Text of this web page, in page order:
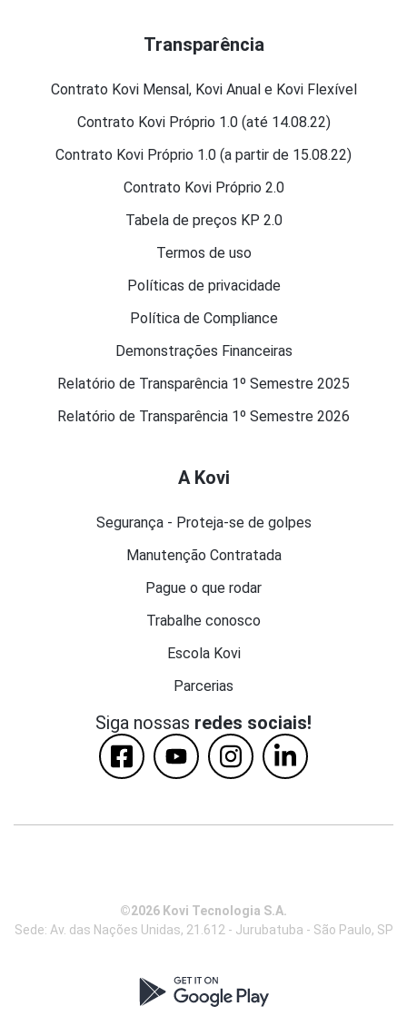
Transparência
Contrato Kovi Mensal, Kovi Anual e Kovi Flexível
Contrato Kovi Próprio 1.0 (até 14.08.22)
Contrato Kovi Próprio 1.0 (a partir de 15.08.22)
Contrato Kovi Próprio 2.0
Tabela de preços KP 2.0
Termos de uso
Políticas de privacidade
Política de Compliance
Demonstrações Financeiras
Relatório de Transparência 1º Semestre 2025
Relatório de Transparência 1º Semestre 2026
A Kovi
Segurança - Proteja-se de golpes
Manutenção Contratada
Pague o que rodar
Trabalhe conosco
Escola Kovi
Parcerias
Siga nossas redes sociais!
©2026 Kovi Tecnologia S.A.
Sede: Av. das Nações Unidas, 21.612 - Jurubatuba - São Paulo, SP